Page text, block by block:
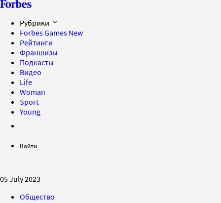
Рубрики
Forbes Games New
Рейтинги
Франшизы
Подкасты
Видео
Life
Woman
Sport
Young
Войти
05 July 2023
Общество